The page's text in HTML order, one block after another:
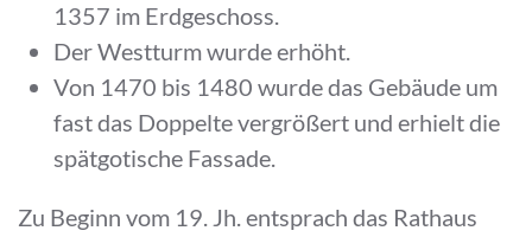
1357 im Erdgeschoss.
Der Westturm wurde erhöht.
Von 1470 bis 1480 wurde das Gebäude um
fast das Doppelte vergrößert und erhielt die
spätgotische Fassade.
Zu Beginn vom 19. Jh. entsprach das Rathaus